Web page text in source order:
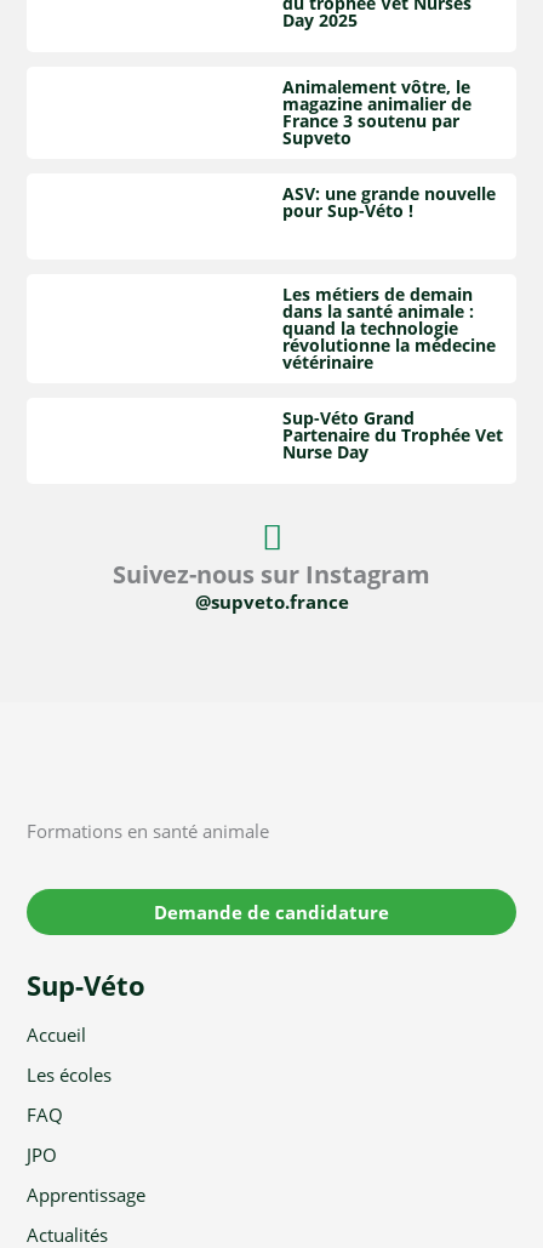
Day 2025
Animalement vôtre, le
magazine animalier de
France 3 soutenu par
Supveto
ASV: une grande nouvelle
pour Sup-Véto !
Les métiers de demain
dans la santé animale :
quand la technologie
révolutionne la médecine
vétérinaire
Sup-Véto Grand
Partenaire du Trophée Vet
Nurse Day
Suivez-nous sur Instagram
@supveto.france
Formations en santé animale
Demande de candidature
Sup-Véto
Accueil
Les écoles
FAQ
JPO
Apprentissage
Actualités